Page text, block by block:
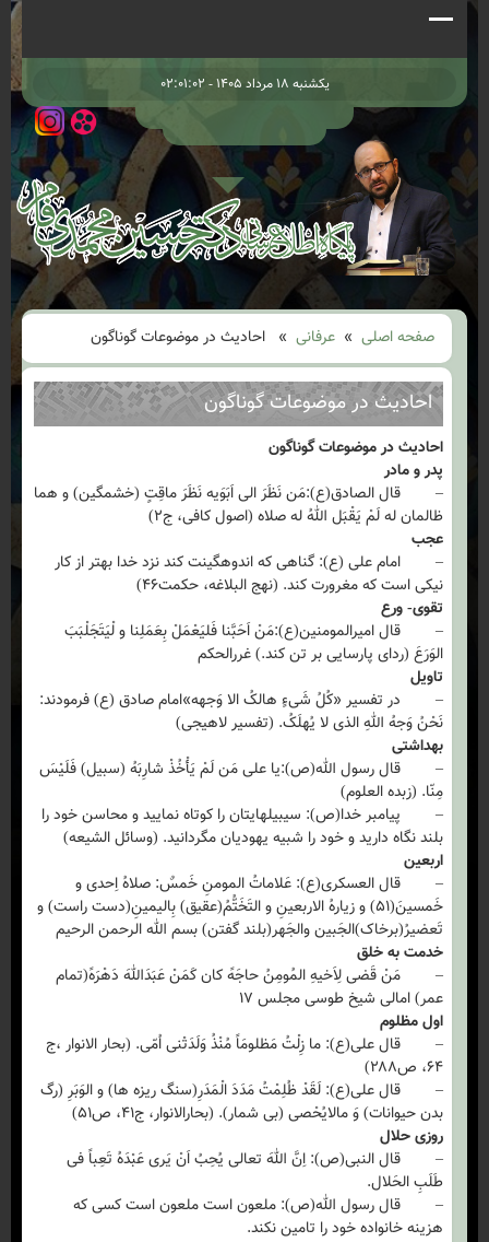
یکشنبه ۱۸ مرداد ۱۴۰۵ - ۰۲:۰۱:۰۲
صفحه اصلی »عرفانی » احادیث در موضوعات گوناگون
احادیث در موضوعات گوناگون
احادیث در موضوعات گوناگون
پدر و مادر
– قال الصادق(ع):مَن نَظَرَ الی اَبَوَیه نَظَرَ ماقِتٍ (خشمگین) و هما
ظالمان له لَمْ یَقْبَل اللهُ له صلاه (اصول کافی، ج۲)
عجب
– امام علی (ع): گناهی که اندوهگینت کند نزد خدا بهتر از کار
نیکی است که مغرورت کند. (نهج البلاغه، حکمت۴۶)
تقوی- ورع
– قال امیرالمومنین(ع):مَنْ اَحَبَّنا فَلیَعْمَلْ بِعَمَلِنا و لْیَتَجَلْبَبَ
الوَرَعَ (ردای پارسایی بر تن کند.) غررالحکم
تاویل
– در تفسیر «کُلُ شَیءٍ هالکُ الا وَجهه»امام صادق (ع) فرمودند:
نَحْنُ وَجهُ اللهِ الذی لا یُهلَکُ. (تفسیر لاهیجی)
بهداشتی
– قال رسول الله(ص):یا علی مَن لَمْ یَأْخُذْ شارِبَهُ (سبیل) فَلَیْسَ
مِنّا. (زبده العلوم)
– پیامبر خدا(ص): سیبیلهایتان را کوتاه نمایید و محاسن خود را
بلند نگاه دارید و خود را شبیه یهودیان مگردانید. (وسائل الشیعه)
اربعین
– قال العسکری(ع): عَلاماتُ المومنِ خَمسٌ: صلاهُ اِحدی و
خَمسینَ(۵۱) و زیارهُ الاربعینِ و التَخَتُّمُ(عقیق) بِالیمینِ(دست راست) و
تَعضیرُ(برخاک)الجَبین والجَهر(بلند گفتن) بسم الله الرحمن الرحیم
خدمت به خلق
– مَنْ قَضی لِاَخیهِ المُومِنُ حاجَهً کان کَمَنْ عَبَدَاللهَ دَهْرَهً(تمام
عمر) امالی شیخ طوسی مجلس ۱۷
اول مظلوم
– قال علی(ع): ما زِلْتُ مَظلومَاً مُنْذُ وَلَدَتْنی اُمّی. (بحار الانوار ،‌ج
۶۴، ص۲۸۸)
– قال علی(ع): لَقَدْ ظُلِمْتُ مَدَدَ الْمَدَرِ(سنگ ریزه ها) و الوَبَرِ (رگ
بدن حیوانات) وَ مالایُحْصی (بی شمار). (بحارالانوار، ج۴۱، ص۵۱)
روزی حلال
– قال النبی(ص): اِنَّ اللهَ تعالی یُحِبُ اَنْ یَری عَبْدَهُ تَعِباً فی
طَلَبِ الحَلال.
– قال رسول الله(ص): ملعون است ملعون است کسی که
هزینه خانواده خود را تامین نکند.